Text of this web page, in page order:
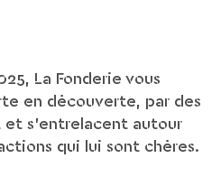
La Fonderie vous
en découverte, par des
s’entrelacent autour
qui lui sont chères.